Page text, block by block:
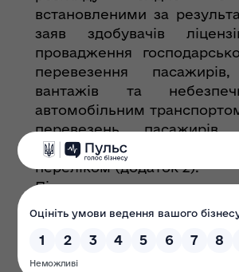
встановленими за
заяв здобувачів
провадження
перевезення
вантажів та
автомобільним
перевезень
автомобільним
переліком (додаток 2).
Після усунення
підставою для
залишення заяви про
без розгляду, здобувач
повторно подати заяву